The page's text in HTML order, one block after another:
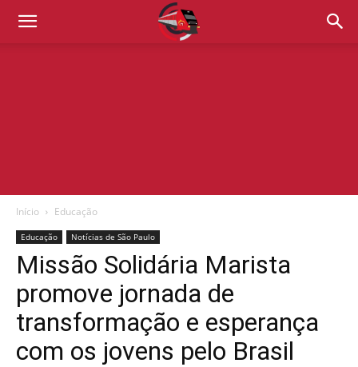
Início Educação
Educação Notícias de São Paulo
Missão Solidária Marista
promove jornada de
transformação e esperança
com os jovens pelo Brasil